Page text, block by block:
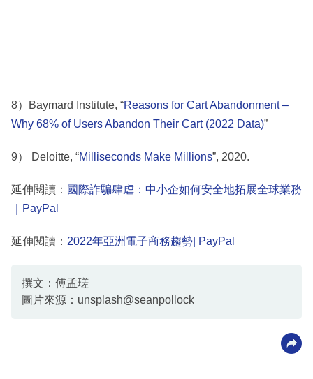
8）Baymard Institute, “Reasons for Cart Abandonment –
Why 68% of Users Abandon Their Cart (2022 Data)”
9） Deloitte, “Milliseconds Make Millions”, 2020.
延伸閱讀： 國際詐騙肆虐：中小企如何安全地拓展全球業務
｜PayPal
延伸閱讀： 2022年亞洲電子商務趨勢| PayPal
撰文：傅孟瑳
圖片來源：unsplash@seanpollock